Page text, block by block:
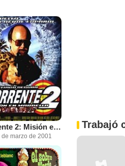
Torrente 2: Misión en Marbella
de marzo de 2001
Trabajó